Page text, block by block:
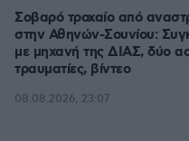
Σοβαρό τροχαίο από
στην Αθηνών-Σουνίου:
με μηχανή της ΔΙΑΣ, δύο
τραυματίες, βίντεο
08.08.2026, 23:07